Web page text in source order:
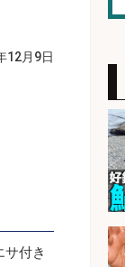
12月9日
付き